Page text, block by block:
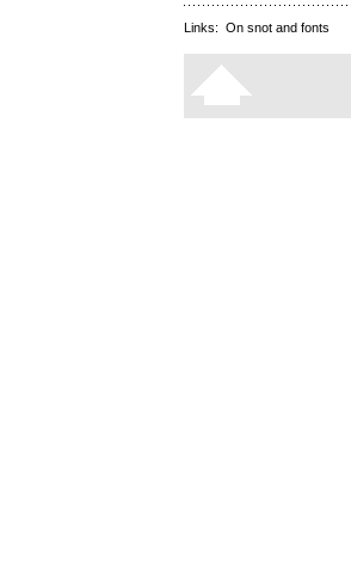
Links: On snot and fonts